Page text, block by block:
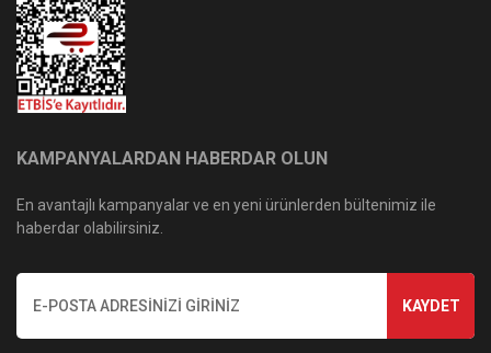
KAMPANYALARDAN HABERDAR OLUN
En avantajlı kampanyalar ve en yeni ürünlerden bültenimiz ile
haberdar olabilirsiniz.
KAYDET